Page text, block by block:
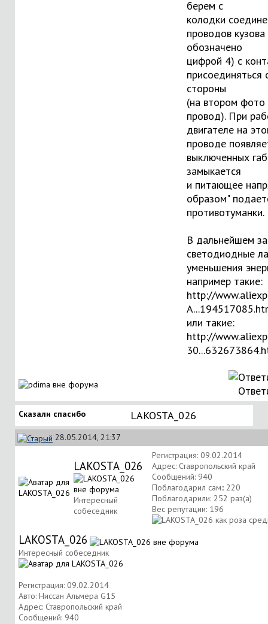
берем с
колодки
проводов
обозначено
цифрой 4) с
присоединяться
стороны
(на втором
провод). При
двигателе на
проводе
выключенных
замыкается
и питающее
образом"
противотуманки.
В дальнейшем
светодиодные
уменьшения
например такие:
http://
или такие:
http://
Сказали спасибо LAKOSTA_026
28.05.2014, 21:37
LAKOSTA_026
Интересный
собеседник
Регистрация: 09.02.2014
Адрес: Ставропольский край
Сообщений: 940
Поблагодарил сам:: 220
Поблагодарили: 252 раз(а)
Вес репутации: 196
LAKOSTA_026
Интересный собеседник
Регистрация: 09.02.2014
Авто: Ниссан Альмера G15
Адрес: Ставропольский край
Сообщений: 940